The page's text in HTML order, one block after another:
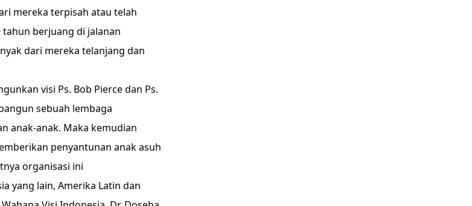
mereka terpisah atau telah
berjuang di jalanan
dari mereka telanjang dan
visi Ps. Bob Pierce dan Ps.
sebuah lembaga
anak-anak. Maka kemudian
penyantunan anak asuh
organisasi ini
yang lain, Amerika Latin dan